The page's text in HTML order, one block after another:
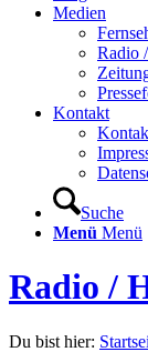
Medien
Radio
Kontakt
Suche
Menü Menü
Radio /
Du bist hier: